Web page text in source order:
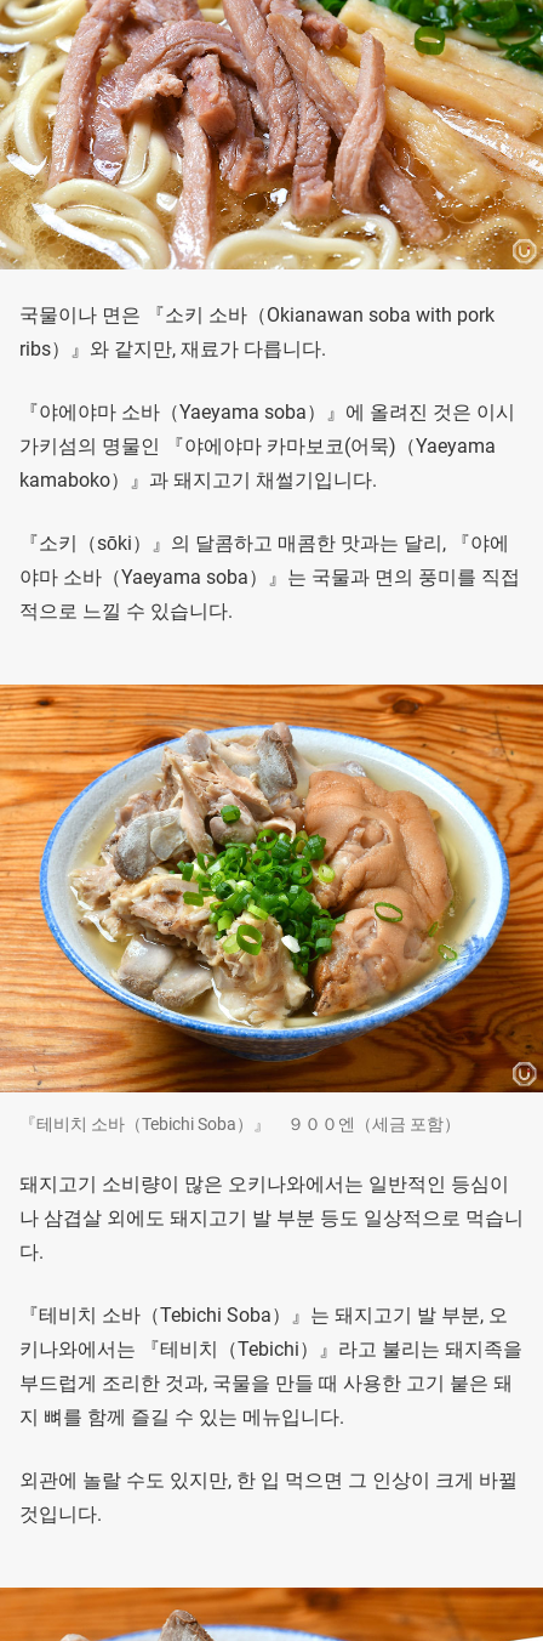
국물이나 면은 『소키 소바（Okianawan soba with pork
ribs）』와 같지만, 재료가 다릅니다.
『야에야마 소바（Yaeyama soba）』에 올려진 것은 이시
가키섬의 명물인 『야에야마 카마보코(어묵)（Yaeyama
kamaboko）』과 돼지고기 채썰기입니다.
『소키（sōki）』의 달콤하고 매콤한 맛과는 달리, 『야에
야마 소바（Yaeyama soba）』는 국물과 면의 풍미를 직접
적으로 느낄 수 있습니다.
『테비치 소바（Tebichi Soba）』 ９００엔（세금 포함）
돼지고기 소비량이 많은 오키나와에서는 일반적인 등심이
나 삼겹살 외에도 돼지고기 발 부분 등도 일상적으로 먹습니
다.
『테비치 소바（Tebichi Soba）』는 돼지고기 발 부분, 오
키나와에서는 『테비치（Tebichi）』라고 불리는 돼지족을
부드럽게 조리한 것과, 국물을 만들 때 사용한 고기 붙은 돼
지 뼈를 함께 즐길 수 있는 메뉴입니다.
외관에 놀랄 수도 있지만, 한 입 먹으면 그 인상이 크게 바뀔
것입니다.